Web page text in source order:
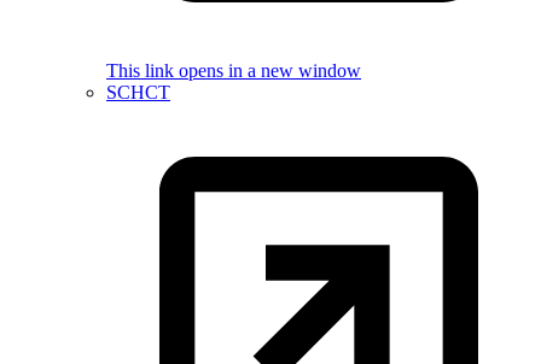
This link opens in a new window
SCHCT